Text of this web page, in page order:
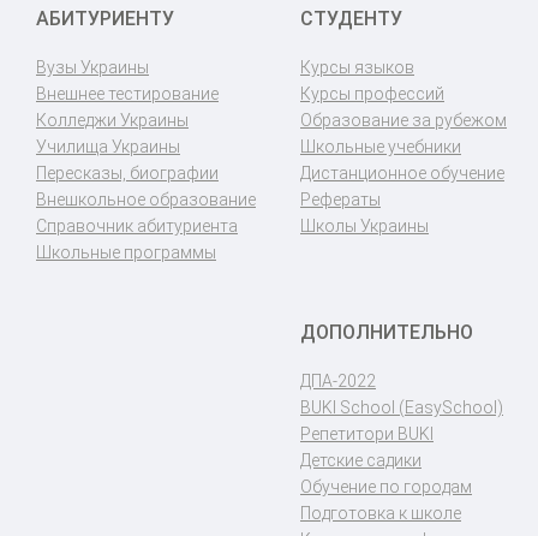
АБИТУРИЕНТУ
Вузы Украины
Внешнее тестирование
Колледжи Украины
Училища Украины
Пересказы, биографии
Внешкольное образование
Справочник абитуриента
Школьные программы
СТУДЕНТУ
Курсы языков
Курсы профессий
Образование за рубежом
Школьные учебники
Дистанционное обучение
Рефераты
Школы Украины
ДОПОЛНИТЕЛЬНО
ДПА-2022
BUKI School (EasySchool)
Репетитори BUKI
Детские садики
Обучение по городам
Подготовка к школе